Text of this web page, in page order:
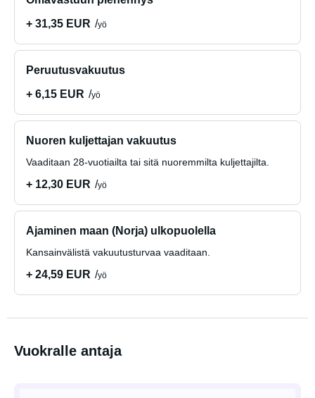
+ 31,35 EUR
yö
Peruutusvakuutus
+ 6,15 EUR
yö
Nuoren kuljettajan vakuutus
Vaaditaan 28-vuotiailta tai sitä nuoremmilta kuljettajilta.
+ 12,30 EUR yö
Ajaminen maan (Norja) ulkopuolella
Kansainvälistä vakuutusturvaa vaaditaan.
+ 24,59 EUR yö
Vuokralle antaja